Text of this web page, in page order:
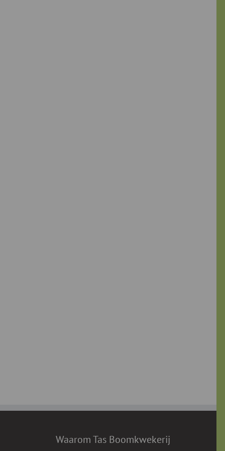
Waarom Tas Boomkwekerij